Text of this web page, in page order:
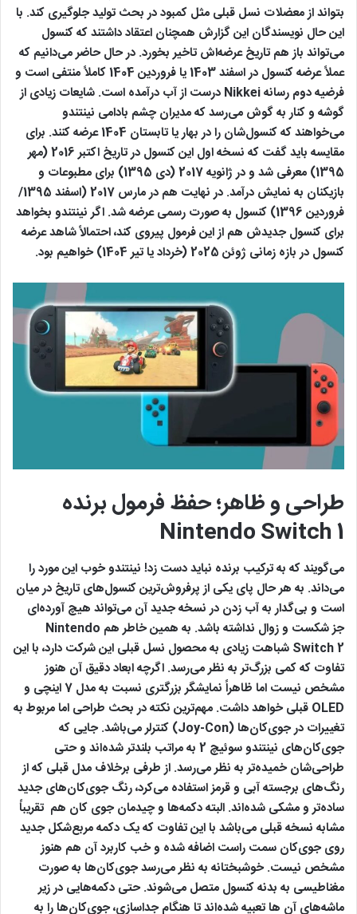
بتواند از معضلات نسل قبلی مثل کمبود در بحث تولید جلوگیری کند. با
این حال نویسندگان این گزارش همچنان اعتقاد داشتند که کنسول
می‌تواند باز هم تاریخ عرضه‌اش تاخیر بخورد. در حال حاضر می‌دانیم که
عملاً عرضه کنسول در اسفند 1403 یا فروردین 1404 کاملاً منتفی است و
فرضیه دوم رسانه Nikkei‌ درست از آب درآمده است. شایعات زیادی از
گوشه و کنار به گوش می‌رسد که مدیران چشم بادامی نینتندو
می‌خواهند که کنسول‌شان را در بهار یا تابستان 1404 عرضه کنند. برای
مقایسه باید گفت که نسخه اول این کنسول در تاریخ اکتبر 2016 (مهر
1395) معرفی شد و در ژانویه 2017 (دی 1395) برای مطبوعات و
بازیکنان به نمایش درآمد. در نهایت هم در مارس 2017 (اسفند 1395/
فروردین 1396) کنسول به صورت رسمی عرضه شد. اگر نینتندو بخواهد
برای کنسول جدیدش هم از این فرمول پیروی کند، احتمالاً شاهد عرضه
کنسول در بازه زمانی ژوئن 2025 (خرداد یا تیر 1404) خواهیم بود.
طراحی و ظاهر؛ حفظ فرمول برنده
Nintendo Switch 1
می‌گویند که به ترکیب برنده نباید دست زد! نینتندو خوب این مورد را
می‌داند. به هر حال پای یکی از پرفروش‌ترین کنسول‌های تاریخ در میان
است و بی‌گدار به آب زدن در نسخه جدید آن می‌تواند هیچ آورده‌ای
جز شکست و زوال نداشته باشد. به همین خاطر هم Nintendo
Switch 2 شباهت زیادی به محصول نسل قبلی این شرکت دارد، با این
تفاوت که کمی بزرگ‌تر به نظر می‌رسد. اگرچه ابعاد دقیق آن هنوز
مشخص نیست اما ظاهراً نمایشگر بزرگتری نسبت به مدل 7 اینچی و
OLED قبلی خواهد داشت. مهم‌ترین نکته در بحث طراحی اما مربوط به
تغییرات در جوی‌کان‌ها (Joy-Con) کنترلر می‌باشد. جایی که
جوی‌کان‌های نینتندو سوئیچ 2 به مراتب بلندتر شده‌اند و حتی
طراحی‌شان خمیده‌تر به نظر می‌رسد. از طرفی برخلاف مدل قبلی که از
رنگ‌های برجسته آبی و قرمز استفاده می‌کرد، رنگ جوی‌کان‌های جدید
ساده‌تر و مشکی شده‌اند. البته دکمه‌ها و چیدمان جوی کان هم تقریباً
مشابه نسخه قبلی می‌باشد با این تفاوت که یک دکمه مربع‌شکل جدید
روی جوی‌کان سمت راست اضافه شده و خب کاربرد آن هم هنوز
مشخص نیست. خوشبختانه به نظر می‌رسد جوی‌کان‌ها به صورت
مغناطیسی به بدنه کنسول متصل می‌شوند. حتی دکمه‌هایی در زیر
ماشه‌های آن ها تعبیه شده‌اند تا هنگام جداسازی، جوی‌کان‌ها را به